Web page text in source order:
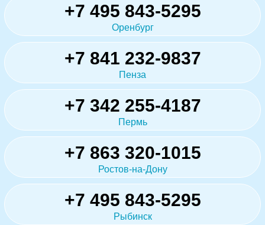
+7 495 843-5295
Оренбург
+7 841 232-9837
Пенза
+7 342 255-4187
Пермь
+7 863 320-1015
Ростов-на-Дону
+7 495 843-5295
Рыбинск